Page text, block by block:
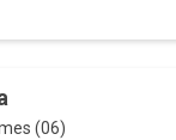
(06)